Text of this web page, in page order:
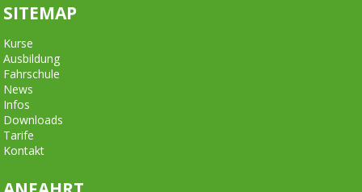
SITEMAP
Kurse
Ausbildung
Fahrschule
News
Infos
Downloads
Tarife
Kontakt